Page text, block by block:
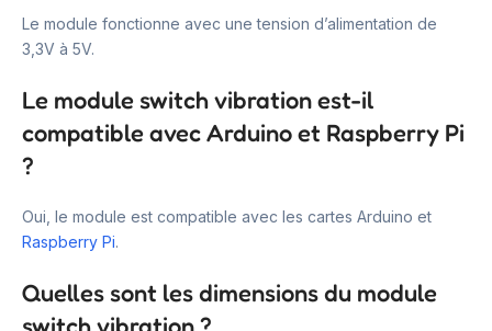
Le module fonctionne avec une tension d’alimentation de
3,3V à 5V.
Le module switch vibration est-il
compatible avec Arduino et Raspberry Pi
?
Oui, le module est compatible avec les cartes Arduino et
Raspberry Pi.
Quelles sont les dimensions du module